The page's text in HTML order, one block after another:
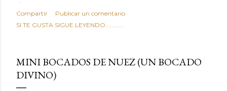
típicas patatas de bolsa, frutos secos fritos o snacks
ultraprocesados llenos de grasas saturadas y sodio?
Todos hemos estado ahí. Sin embargo, cuidarse no tiene
satisface. Estas alubias crujientes al horno van a cambiar
por completo tu forma de ver las legumbres. Olvídate de
asociar las alubias únicamente a los guisos tradicionales y
Compartir
Publicar un comentario
SI TE GUSTA SIGUE LEYENDO............
MINI BOCADOS DE NUEZ (UN BOCADO
DIVINO)